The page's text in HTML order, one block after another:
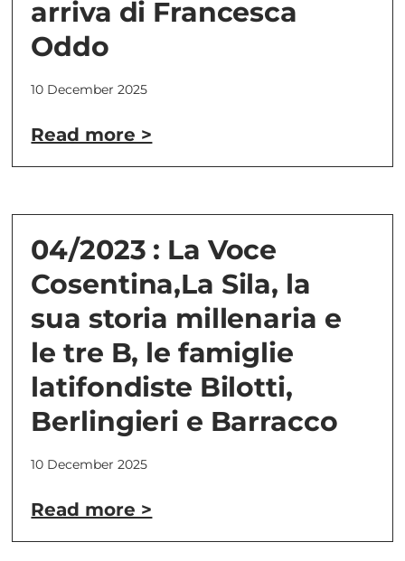
arriva di Francesca
Oddo
10 December 2025
Read more >
04/2023 : La Voce
Cosentina,La Sila, la
sua storia millenaria e
le tre B, le famiglie
latifondiste Bilotti,
Berlingieri e Barracco
10 December 2025
Read more >